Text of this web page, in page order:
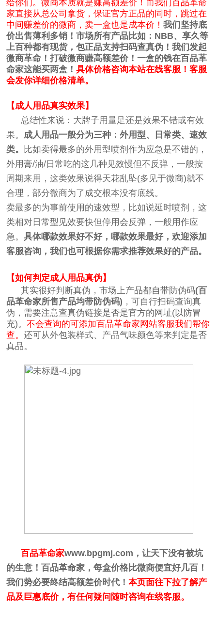
给你们。微商本质就是赚高额差价！而我们百品革命
家直接从总公司拿货，保证官方正品的同时，跳过在
中间赚差价的微商，卖一盒也是成本价！我们坚持底
价出售薄利多销！市场所有产品比如：NBB、享久等
上百种都有现货，包正品支持扫码查真伪！我们发起
微商革命！打破微商赚高额差价！一盒的钱在百品革
命家这能买两盒！具体价格咨询本站在线客服！客服
会发你详细价格清单。
【成人用品真实效果】
总结性来说：大牌子用量足还是效果不错或有效
果。 成人用品一般分为三种：外用型、日常类、速效
类。
比如卖得最多的外用型喷剂作为应急是不错的，
外用膏/油/日常吃的这几种见效慢但不反弹，一般按
周期来用，这类效果说得天花乱坠(多见于微商)就不
合理，部分微商为了成交根本没有底线。
卖最多的为事前使用的速效型，比如说延时喷剂，这
类相对日常型见效要快但停用会反弹，一般用作应
急。具体哪款效果好不好，哪款效果最好，欢迎添加
客服咨询，我们也可根据你需求推荐效果好的产品。
【如何判定成人用品真伪】
其实很好判断真伪，市场上产品都自带防伪码(百
品革命家所售产品均带防伪码) ，可自行扫码查询真
伪，需要注意查真伪链接是否是官方的网址(以防冒
充)。不会查询的可添加百品革命家网站客服我们帮你
查。还可从外包装样式、产品气味颜色等来判定是否
真品。
百品革命家www.bpgmj.com ，让天下没有被坑
的生意！百品革命家，每盒价格比微商便宜好几百！
我们势必要终结高额差价时代！本页面往下拉了解产
品及巨惠底价，有任何疑问随时咨询在线客服。